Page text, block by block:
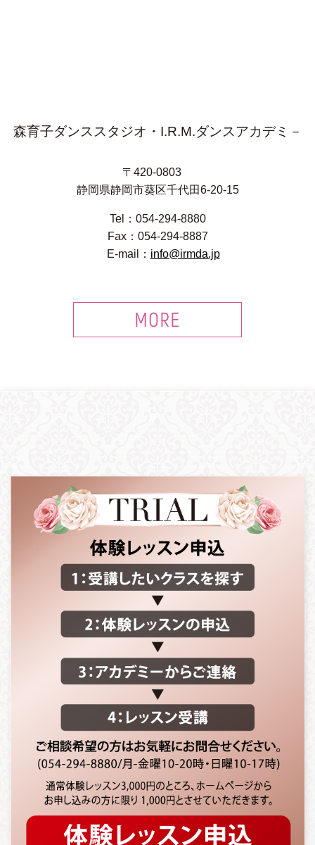
森育子ダンススタジオ・I.R.M.ダンスアカデミ－
〒420-0803
静岡県静岡市葵区千代田6-20-15
Tel：054-294-8880
Fax：054-294-8887
E-mail： info@irmda.jp